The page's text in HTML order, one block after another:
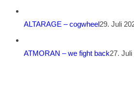
ALTARAGE – cogwheel29. Juli
ATMORAN – we fight back27. Juli